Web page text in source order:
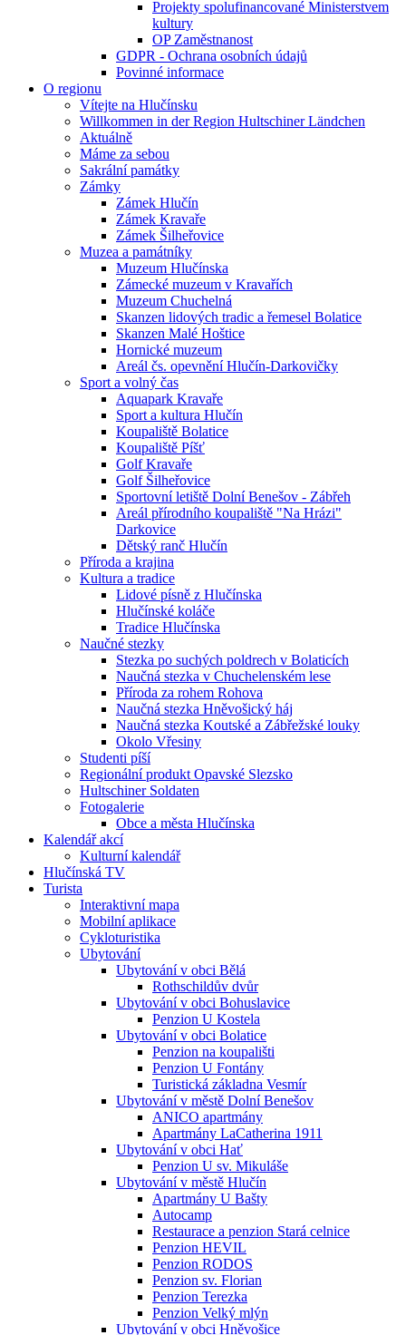
Projekty spolufinancované Ministerstvem
kultury
OP Zaměstnanost
GDPR - Ochrana osobních údajů
Povinné informace
O regionu
Vítejte na Hlučínsku
Willkommen in der Region Hultschiner Ländchen
Aktuálně
Máme za sebou
Sakrální památky
Zámky
Zámek Hlučín
Zámek Kravaře
Zámek Šilheřovice
Muzea a památníky
Muzeum Hlučínska
Zámecké muzeum v Kravařích
Muzeum Chuchelná
Skanzen lidových tradic a řemesel Bolatice
Skanzen Malé Hoštice
Hornické muzeum
Areál čs. opevnění Hlučín-Darkovičky
Sport a volný čas
Aquapark Kravaře
Sport a kultura Hlučín
Koupaliště Bolatice
Koupaliště Píšť
Golf Kravaře
Golf Šilheřovice
Sportovní letiště Dolní Benešov - Zábřeh
Areál přírodního koupaliště "Na Hrázi"
Darkovice
Dětský ranč Hlučín
Příroda a krajina
Kultura a tradice
Lidové písně z Hlučínska
Hlučínské koláče
Tradice Hlučínska
Naučné stezky
Stezka po suchých poldrech v Bolaticích
Naučná stezka v Chuchelenském lese
Příroda za rohem Rohova
Naučná stezka Hněvošický háj
Naučná stezka Koutské a Zábřežské louky
Okolo Vřesiny
Studenti píší
Regionální produkt Opavské Slezsko
Hultschiner Soldaten
Fotogalerie
Obce a města Hlučínska
Kalendář akcí
Kulturní kalendář
Hlučínská TV
Turista
Interaktivní mapa
Mobilní aplikace
Cykloturistika
Ubytování
Ubytování v obci Bělá
Rothschildův dvůr
Ubytování v obci Bohuslavice
Penzion U Kostela
Ubytování v obci Bolatice
Penzion na koupališti
Penzion U Fontány
Turistická základna Vesmír
Ubytování v městě Dolní Benešov
ANICO apartmány
Apartmány LaCatherina 1911
Ubytování v obci Hať
Penzion U sv. Mikuláše
Ubytování v městě Hlučín
Apartmány U Bašty
Autocamp
Restaurace a penzion Stará celnice
Penzion HEVIL
Penzion RODOS
Penzion sv. Florian
Penzion Terezka
Penzion Velký mlýn
Ubytování v obci Hněvošice